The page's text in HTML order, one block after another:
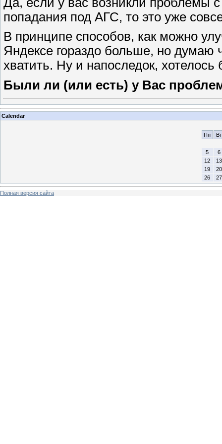
попадания под АГС, то это уже
В принципе способов, как можно
Яндексе гораздо больше, но
хватить. Ну и напоследок, хотелось
Были ли (или есть) у Вас
Calendar
Пн Вт
5
6
12
13
19
20
26
27
Полная версия сайта